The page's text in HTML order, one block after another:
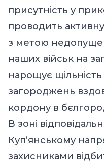
присутність у
проводить
з метою
наших військ на
нарощує
загороджень
кордону в
В зоні
Куп’янському
захисниками